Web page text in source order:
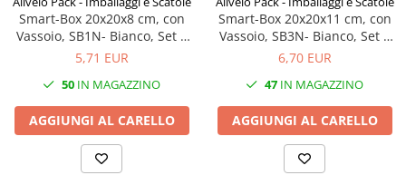
Scatole con Manico
Scatole Cubo per Bomboniere
Scatole Fondo + Coperchio
Scatole per Caramelle e Dolci
Scatole per Cioccolato in Tavoletta
Scatole per Confezioni Regalo
Scatole per Macarons e Praline
Smart-Box 20x20x8 cm, con
Vassoio, SB1N- Bianco, Set 5
Pz
5,71 EUR
50 IN MAGAZZINO
AGGIUNGI AL CARELLO
Smart-Box 20x20x11 cm, con
Vassoio, SB3N- Bianco, Set 5
Pz
6,70 EUR
47 IN MAGAZZINO
AGGIUNGI AL CARELLO